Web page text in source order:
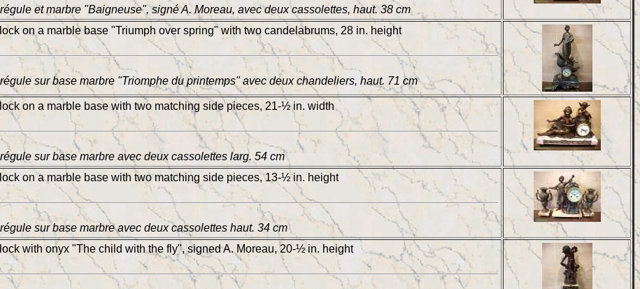
et marbre "Baigneuse", signé A. Moreau, avec deux cassolettes, haut. 38 cm
on a marble base "Triumph over spring" with two candelabrums, 28 in. height
sur base marbre "Triomphe du printemps" avec deux chandeliers, haut. 71 cm
on a marble base with two matching side pieces, 21-½ in. width
sur base marbre avec deux cassolettes larg. 54 cm
on a marble base with two matching side pieces, 13-½ in. height
sur base marbre avec deux cassolettes haut. 34 cm
with onyx "The child with the fly", signed A. Moreau, 20-½ in. height